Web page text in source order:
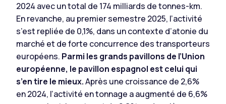
2024 avec un total de 174 milliards de tonnes-km.
En revanche, au premier semestre 2025, l’activité
s’est repliée de 0,1%, dans un contexte d’atonie du
marché et de forte concurrence des transporteurs
européens. Parmi les grands pavillons de l’Union
européenne, le pavillon espagnol est celui qui
s’en tire le mieux.Après une croissance de 2,6%
en 2024, l’activité en tonnage a augmenté de 6,6%